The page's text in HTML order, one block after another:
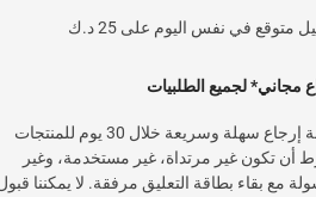
متوقع في نفس اليوم على 25 د.ك
مجاني* لجميع الطلبيات
خدمة إرجاع سهلة وسريعة خلال 30 يوم للمنتجات
أن تكون غير مرتداة، غير مستخدمة، وغير
مع بقاء بطاقة التعليق مرفقة. لا يمكننا